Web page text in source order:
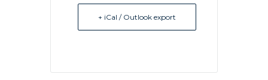
+ iCal / Outlook export